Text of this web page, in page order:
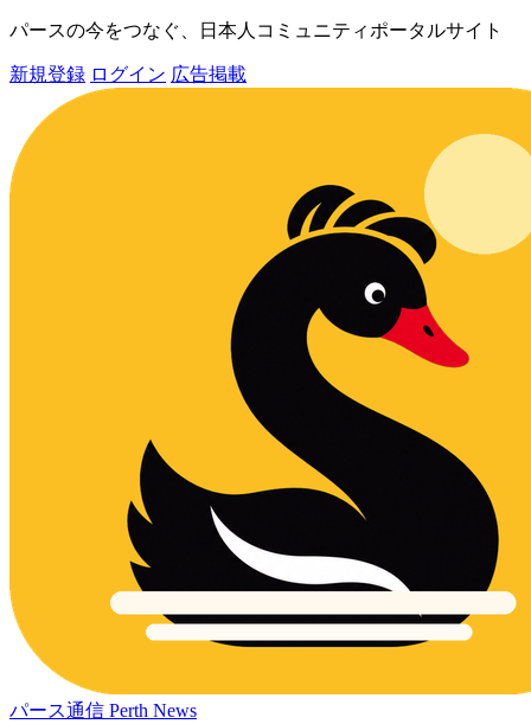
パースの今をつなぐ、日本人コミュニティポータルサイト
新規登録 ログイン 広告掲載
パース通信 Perth News